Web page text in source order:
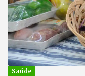
Saúde